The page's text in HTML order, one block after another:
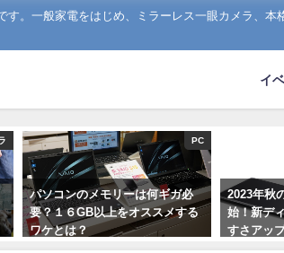
。一般家電をはじめ、ミラーレス一眼カメラ、
イ
PC
パソコンのメモリーは何ギガ必
要？１６GB以上をオススメする
ワケとは？
2023年秋
始！新デ
すさアッ